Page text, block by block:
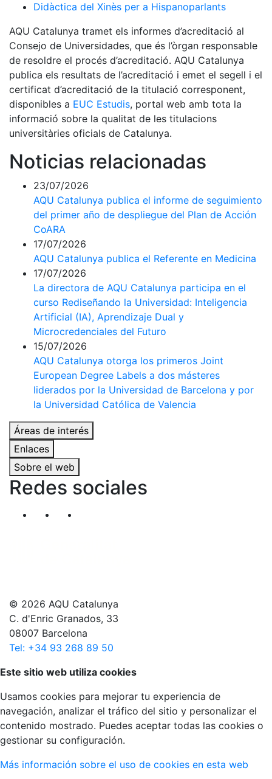
Didàctica del Xinès per a Hispanoparlants
AQU Catalunya tramet els informes d’acreditació al
Consejo de Universidades, que és l’òrgan responsable
de resoldre el procés d’acreditació. AQU Catalunya
publica els resultats de l’acreditació i emet el segell i el
certificat d’acreditació de la titulació corresponent,
disponibles a EUC Estudis, portal web amb tota la
informació sobre la qualitat de les titulacions
universitàries oficials de Catalunya.
Noticias relacionadas
23/07/2026
AQU Catalunya publica el informe de seguimiento
del primer año de despliegue del Plan de Acción
CoARA
17/07/2026
AQU Catalunya publica el Referente en Medicina
17/07/2026
La directora de AQU Catalunya participa en el
curso Rediseñando la Universidad: Inteligencia
Artificial (IA), Aprendizaje Dual y
Microcredenciales del Futuro
15/07/2026
AQU Catalunya otorga los primeros Joint
European Degree Labels a dos másteres
liderados por la Universidad de Barcelona y por
la Universidad Católica de Valencia
Áreas de interés
Enlaces
Sobre el web
Redes sociales
Segueix-nos al nostre canal de Twitter
© 2026 AQU Catalunya
C. d'Enric Granados, 33
08007 Barcelona
Tel: +34 93 268 89 50
Volver arriba
Este sitio web utiliza cookies
Usamos cookies para mejorar tu experiencia de
navegación, analizar el tráfico del sitio y personalizar el
contenido mostrado. Puedes aceptar todas las cookies o
gestionar su configuración.
Más información sobre el uso de cookies en esta web